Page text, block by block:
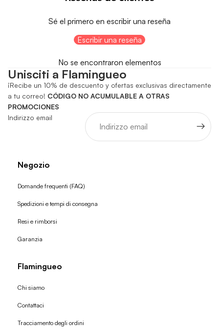
Sé el primero en escribir una reseña
Escribir una reseña
No se encontraron elementos
Unisciti a Flamingueo
¡Recibe un 10% de descuento y ofertas exclusivas directamente
a tu correo! CÓDIGO NO ACUMULABLE A OTRAS
PROMOCIONES
Indirizzo email
Negozio
Domande frequenti (FAQ)
Spedizioni e tempi di consegna
Resi e rimborsi
Garanzia
Flamingueo
Chi siamo
Contattaci
Tracciamento degli ordini